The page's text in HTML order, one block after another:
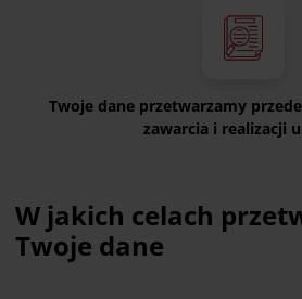
Twoje dane przetwarzamy
zawarcia i realizacji
W jakich celach
Twoje dane